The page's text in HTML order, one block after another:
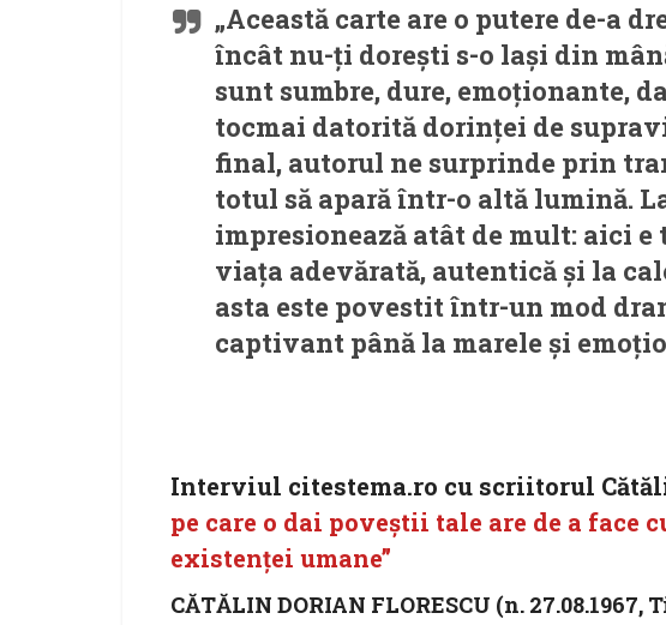
„Această carte are o putere de-a
încât nu-ți dorești s-o lași din
sunt sumbre, dure, emoționante,
tocmai datorită dorinței de
final, autorul ne surprinde prin
totul să apară într-o altă lumină.
impresionează atât de mult: aici e
viața adevărată, autentică și la
asta este povestit într-un mod
captivant până la marele și
Interviul citestema.ro cu scriitorul
pe care o dai poveştii tale are de a face
existenţei umane”
CĂTĂLIN DORIAN FLORESCU (n.